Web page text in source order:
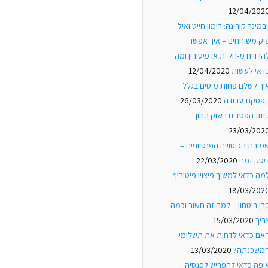
12/04/
קורונה: רימון חייט ואיל
משוחחים – איך אפשר
מ-חל"ת או פיטורין ומה
לעשות 12/04/2020
לשלם פחות מיסים בגלל
עבודה 26/03/2020
הפסדים בשוק ההון
23/03/
הכיסויים הפנסיוניים –
זמני 22/03/2020
כדאי למשוך פיצויי פיטורין?
18/03/
ביטחון – למה זה חשוב וכמה
15/03/2020
כדאי לדחות את תשלומי
13/03/2020
כדאי להפריש לפנסיה –